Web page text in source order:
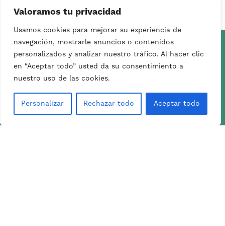
Valoramos tu privacidad
Usamos cookies para mejorar su experiencia de
navegación, mostrarle anuncios o contenidos
personalizados y analizar nuestro tráfico. Al hacer clic
en “Aceptar todo” usted da su consentimiento a
nuestro uso de las cookies.
Personalizar Rechazar todo Aceptar todo